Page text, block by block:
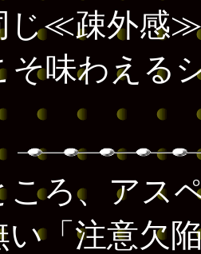
じ≪疎外感
そ味わえる
ころ、アス
い「注意欠